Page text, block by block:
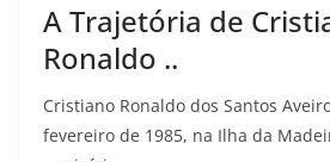
A Trajetória de
Ronaldo ..
Cristiano Ronaldo dos Santos
fevereiro de 1985, na Ilha da